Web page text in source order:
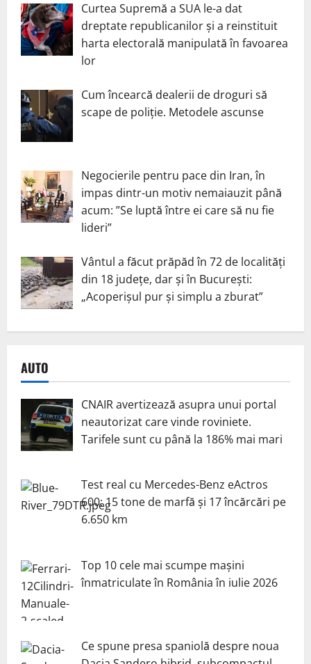
Curtea Supremă a SUA le-a dat
dreptate republicanilor și a reinstituit
harta electorală manipulată în favoarea
lor
Cum încearcă dealerii de droguri să
scape de poliție. Metodele ascunse
Negocierile pentru pace din Iran, în
impas dintr-un motiv nemaiauzit până
acum: ”Se luptă între ei care să nu fie
lideri”
Vântul a făcut prăpăd în 72 de localități
din 18 județe, dar și în București:
„Acoperișul pur și simplu a zburat”
AUTO
CNAIR avertizează asupra unui portal
neautorizat care vinde roviniete.
Tarifele sunt cu până la 186% mai mari
Test real cu Mercedes-Benz eActros
600: 15 tone de marfă și 17 încărcări pe
6.650 km
Top 10 cele mai scumpe mașini
înmatriculate în România în iulie 2026
Ce spune presa spaniolă despre noua